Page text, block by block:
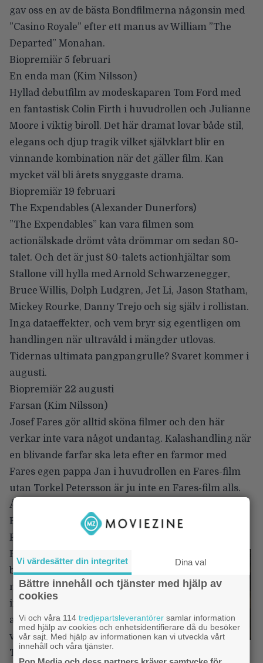
gav oss en av de bästa Bondfilmerna någonsin med
”Casino Royale” efter ett manus av William ”The
Departed” Monahan.
Biopremiär 5 februari
En enda man (Kim Nilsson)
Hyllad debutfilm av modeskaparen Tom Ford med
en fantastisk Colin Firth i huvudrollen och Julianne
Moore i viktig biroll. Det här dramat lovar både stil,
elegans och djup tragik vilket självklart blir en
vinnande kombination när det gäller film. Kan
mycket väl bli årets snyggaste drama.
Biopremiär 19 februari
The Expendables (Alexander Dunerfors)
”The Expendables” kan vara filmen som
actionälskade drömt våta drömmar om sedan 80-
talet. Och det är just 80-talets actionhjältar som
Stallone vill hylla med Arnold Schwarzenegger,
Bruce Willis, Dolph Ludgren, Jet Li, Jason Statham,
Mickey Rourke, Danny Trejo och sig själv i rollistan.
Inga dataeffekter, och vem bryr sig egentligen om
handlingen när ultravåld i mängder utlovas.
Tidernas ultimata pangpangrulle? Svaret kommer i
augusti.
Biopremiär 22 augusti
Farsan (Kim Nilsson)
Josef Fares gör alltid sköna filmer och den här
verkar inte vara något undantag. Kalashandling när
en blivande farfar ska leta efter en farmor med
Fares egen pappa Jan i huvudrollen en Fares-film
utan Torkel Petersson är ju inte en Fares-film alls.
Årets svenska redan i februari?
Biopremiär 12 februari
Flickan från ovan(Nils Karlén)
Peter Jackson
behöver ingen
närmare
introduktion. Efter
att ha erövrat
världen med sin
Tolkien-trilogi är kanske inte heller så förvånande
Vi värdesätter din integritet Dina val
Bättre innehåll och tjänster med hjälp av
cookies
Vi och våra 114tredjepartsleverantörer samlar information
med hjälp av cookies och enhetsidentifierare då du besöker
vår sajt. Med hjälp av informationen kan vi utveckla vårt
innehåll och våra tjänster.